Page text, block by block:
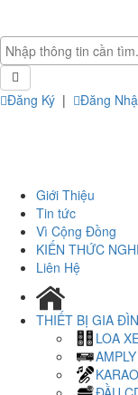
Đăng Ký | Đăng
Giới Thiệu
Tin tức
Vì Cộng Đồng
KIẾN THỨC
Liên Hệ
THIẾT BỊ GIA
LOA